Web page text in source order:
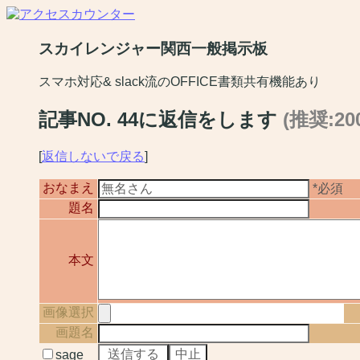
スカイレンジャー関西一般掲示板
スマホ対応& slack流のOFFICE書類共有機能あり
記事NO. 44に返信をします (推奨
[返信しないで戻る]
おなまえ
*必須
題名
本文
画像選択
画題名
sage